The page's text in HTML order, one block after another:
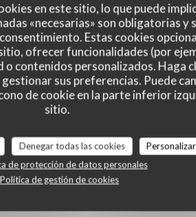
en este sitio, lo que puede
«necesarias» son obligatorias y
Estas cookies
ofrecer funcionalidades (por
contenidos personalizados. Haga
sus preferencias. Puede
de cookie en la parte inferior
sitio.
Denegar todas las cookies
Personalizar
de protección de datos personales
Política de gestión de cookies
clientes